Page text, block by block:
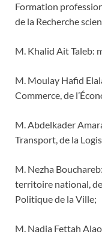
Formation
de la Recherche
M. Khalid Ait Taleb:
M. Moulay Hafid
Commerce, de
M. Abdelkader
Transport, de la
M. Nezha
territoire national, de
Politique de la Ville;
M. Nadia Fettah